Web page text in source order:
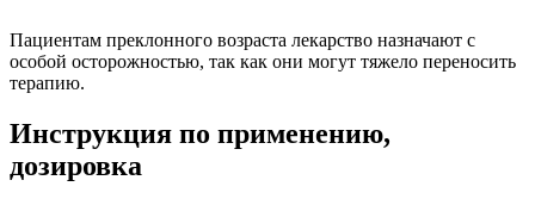
Пациентам преклонного возраста лекарство назначают с
особой осторожностью, так как они могут тяжело переносить
терапию.
Инструкция по применению,
дозировка